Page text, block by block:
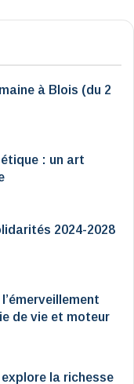
à Blois (du 2
: un art
2024-2028
de vie et moteur
la richesse